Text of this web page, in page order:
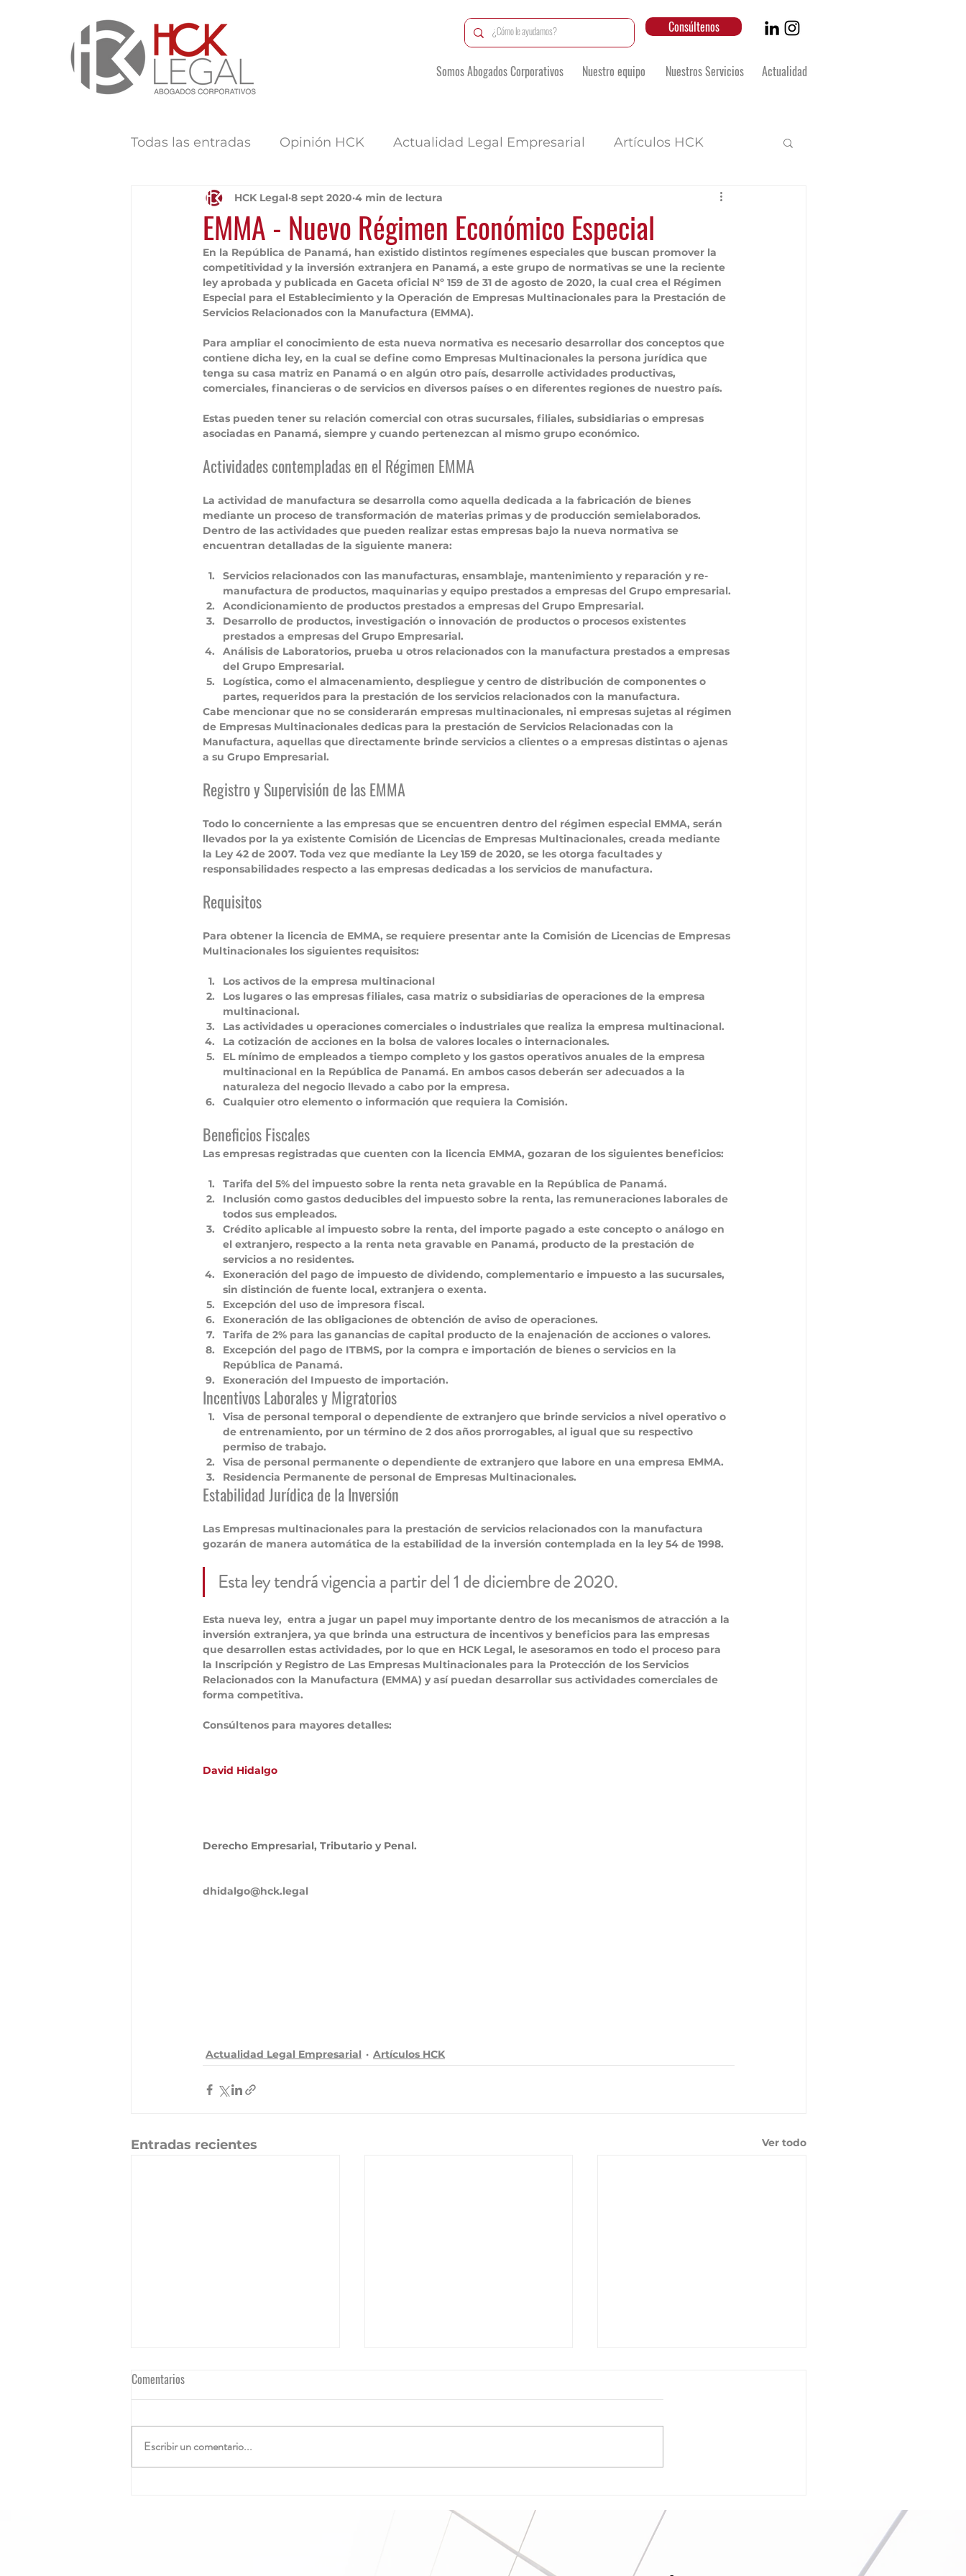
Consúltenos
Somos Abogados Corporativos Nuestro equipo Nuestros Servicios Actualidad
Todas las entradas Opinión HCK Actualidad Legal Empresarial Artículos HCK
EMMA - Nuevo Régimen Económico Especial
HCK Legal 8 sept 2020 4 min de lectura
En la República de Panamá, han existido distintos regímenes especiales que buscan promover la
competitividad y la inversión extranjera en Panamá, a este grupo de normativas se une la reciente
ley aprobada y publicada en Gaceta oficial Nº 159 de 31 de agosto de 2020, la cual crea el Régimen
Especial para el Establecimiento y la Operación de Empresas Multinacionales para la Prestación de
Servicios Relacionados con la Manufactura (EMMA).
Para ampliar el conocimiento de esta nueva normativa es necesario desarrollar dos conceptos que
contiene dicha ley, en la cual se define como Empresas Multinacionales la persona jurídica que
tenga su casa matriz en Panamá o en algún otro país, desarrolle actividades productivas,
comerciales, financieras o de servicios en diversos países o en diferentes regiones de nuestro país.
Estas pueden tener su relación comercial con otras sucursales, filiales, subsidiarias o empresas
asociadas en Panamá, siempre y cuando pertenezcan al mismo grupo económico.
Actividades contempladas en el Régimen EMMA
La actividad de manufactura se desarrolla como aquella dedicada a la fabricación de bienes
mediante un proceso de transformación de materias primas y de producción semielaborados.
Dentro de las actividades que pueden realizar estas empresas bajo la nueva normativa se
encuentran detalladas de la siguiente manera:
Servicios relacionados con las manufacturas, ensamblaje, mantenimiento y reparación y re-
manufactura de productos, maquinarias y equipo prestados a empresas del Grupo empresarial.
Acondicionamiento de productos prestados a empresas del Grupo Empresarial.
Desarrollo de productos, investigación o innovación de productos o procesos existentes
prestados a empresas del Grupo Empresarial.
Análisis de Laboratorios, prueba u otros relacionados con la manufactura prestados a empresas
del Grupo Empresarial.
Logística, como el almacenamiento, despliegue y centro de distribución de componentes o
partes, requeridos para la prestación de los servicios relacionados con la manufactura.
Cabe mencionar que no se considerarán empresas multinacionales, ni empresas sujetas al régimen
de Empresas Multinacionales dedicas para la prestación de Servicios Relacionadas con la
Manufactura, aquellas que directamente brinde servicios a clientes o a empresas distintas o ajenas
a su Grupo Empresarial.
Registro y Supervisión de las EMMA
Todo lo concerniente a las empresas que se encuentren dentro del régimen especial EMMA, serán
llevados por la ya existente Comisión de Licencias de Empresas Multinacionales, creada mediante
la Ley 42 de 2007. Toda vez que mediante la Ley 159 de 2020, se les otorga facultades y
responsabilidades respecto a las empresas dedicadas a los servicios de manufactura.
Requisitos
Para obtener la licencia de EMMA, se requiere presentar ante la Comisión de Licencias de Empresas
Multinacionales los siguientes requisitos:
Los activos de la empresa multinacional
Los lugares o las empresas filiales, casa matriz o subsidiarias de operaciones de la empresa
multinacional.
Las actividades u operaciones comerciales o industriales que realiza la empresa multinacional.
La cotización de acciones en la bolsa de valores locales o internacionales.
EL mínimo de empleados a tiempo completo y los gastos operativos anuales de la empresa
multinacional en la República de Panamá. En ambos casos deberán ser adecuados a la
naturaleza del negocio llevado a cabo por la empresa.
Cualquier otro elemento o información que requiera la Comisión.
Beneficios Fiscales
Las empresas registradas que cuenten con la licencia EMMA, gozaran de los siguientes beneficios:
Tarifa del 5% del impuesto sobre la renta neta gravable en la República de Panamá.
Inclusión como gastos deducibles del impuesto sobre la renta, las remuneraciones laborales de
todos sus empleados.
Crédito aplicable al impuesto sobre la renta, del importe pagado a este concepto o análogo en
el extranjero, respecto a la renta neta gravable en Panamá, producto de la prestación de
servicios a no residentes.
Exoneración del pago de impuesto de dividendo, complementario e impuesto a las sucursales,
sin distinción de fuente local, extranjera o exenta.
Excepción del uso de impresora fiscal.
Exoneración de las obligaciones de obtención de aviso de operaciones.
Tarifa de 2% para las ganancias de capital producto de la enajenación de acciones o valores.
Excepción del pago de ITBMS, por la compra e importación de bienes o servicios en la
República de Panamá.
Exoneración del Impuesto de importación.
Incentivos Laborales y Migratorios
Visa de personal temporal o dependiente de extranjero que brinde servicios a nivel operativo o
de entrenamiento, por un término de 2 dos años prorrogables, al igual que su respectivo
permiso de trabajo.
Visa de personal permanente o dependiente de extranjero que labore en una empresa EMMA.
Residencia Permanente de personal de Empresas Multinacionales.
Estabilidad Jurídica de la Inversión
Las Empresas multinacionales para la prestación de servicios relacionados con la manufactura
gozarán de manera automática de la estabilidad de la inversión contemplada en la ley 54 de 1998.
Esta ley tendrá vigencia a partir del 1 de diciembre de 2020.
Esta nueva ley,  entra a jugar un papel muy importante dentro de los mecanismos de atracción a la
inversión extranjera, ya que brinda una estructura de incentivos y beneficios para las empresas
que desarrollen estas actividades, por lo que en HCK Legal, le asesoramos en todo el proceso para
la Inscripción y Registro de Las Empresas Multinacionales para la Protección de los Servicios
Relacionados con la Manufactura (EMMA) y así puedan desarrollar sus actividades comerciales de
forma competitiva.
Consúltenos para mayores detalles:
David Hidalgo
Derecho Empresarial, Tributario y Penal.
dhidalgo@hck.legal
Actualidad Legal Empresarial Artículos HCK
Entradas recientes Ver todo
Generalidades e Importancia
Comentarios
Escribir un comentario...